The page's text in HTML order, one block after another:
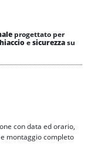
progettato per
esicurezzasu
con data ed orario,
montaggio completo